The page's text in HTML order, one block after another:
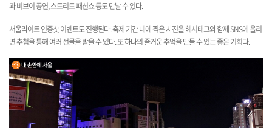
과 비보이 공연, 스트리트 패션쇼 등도 만날 수 있다.
서울라이트 인증샷 이벤트도 진행된다. 축제 기간 내에 찍은 사진을 해시태그와 함께 SNS에 올리
면 추첨을 통해 여러 선물을 받을 수 있다. 또 하나의 즐거운 추억을 만들 수 있는 좋은 기회다.